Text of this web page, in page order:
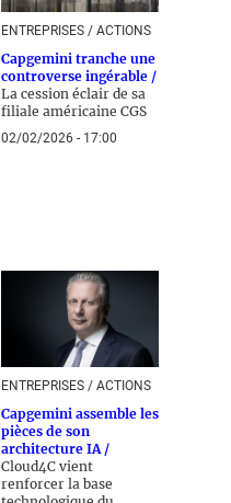
ENTREPRISES / ACTIONS
Capgemini tranche une
controverse ingérable /
La cession éclair de sa
filiale américaine CGS
02/02/2026 - 17:00
ENTREPRISES / ACTIONS
Capgemini assemble les
pièces de son
architecture IA /
Cloud4C vient
renforcer la base